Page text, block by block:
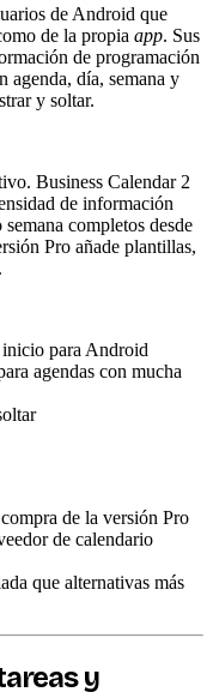
de Android que
de la propia app. Sus
de programación
agenda, día, semana y
y soltar.
Business Calendar 2
de información
completos desde
Pro añade plantillas,
para Android
agendas con mucha
de la versión Pro
de calendario
que alternativas más
y